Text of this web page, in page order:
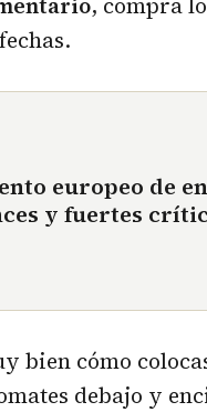
europeo de
y fuertes
bien cómo
debajo y